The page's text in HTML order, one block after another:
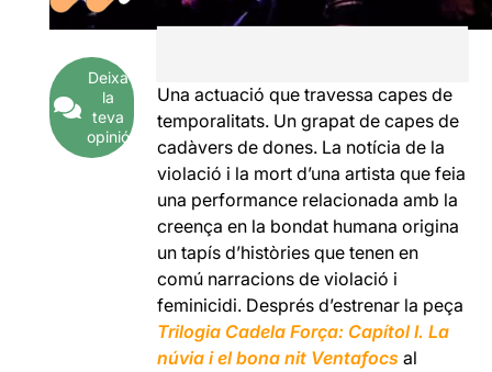
Deixa
la
teva
opinió
Una actuació que travessa capes de
temporalitats. Un grapat de capes de
cadàvers de dones. La notícia de la
violació i la mort d’una artista que feia
una performance relacionada amb la
creença en la bondat humana origina
un tapís d’històries que tenen en
comú narracions de violació i
feminicidi. Després d’estrenar la peça
Trilogia Cadela Força: Capítol I. La
núvia i el bona nit Ventafocsal